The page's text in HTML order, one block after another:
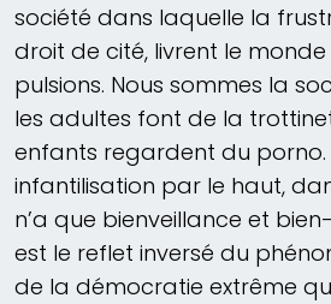
société dans laquelle la
droit de cité, livrent le
pulsions. Nous sommes la
les adultes font de la
enfants regardent du porno.
infantilisation par le haut,
n’a que bienveillance et
est le reflet inversé du
de la démocratie extrême